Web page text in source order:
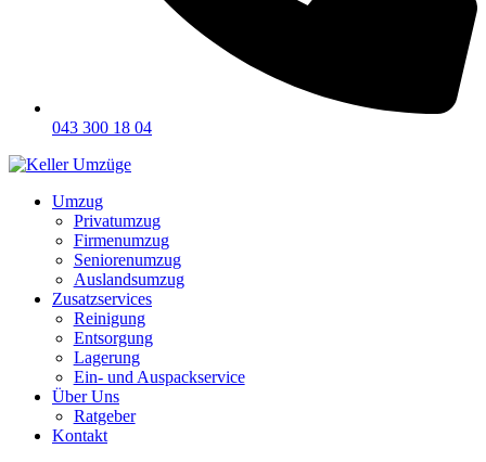
043 300 18 04
Umzug
Privatumzug
Firmenumzug
Seniorenumzug
Auslandsumzug
Zusatzservices
Reinigung
Entsorgung
Lagerung
Ein- und Auspackservice
Über Uns
Ratgeber
Kontakt